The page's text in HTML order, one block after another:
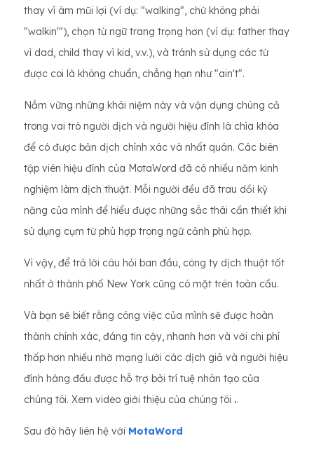
thay vì âm mũi lợi (ví dụ: "walking", chứ không phải
"walkin'"), chọn từ ngữ trang trọng hơn (ví dụ: father thay
vì dad, child thay vì kid, v.v.), và tránh sử dụng các từ
được coi là không chuẩn, chẳng hạn như "ain't".
Nắm vững những khái niệm này và vận dụng chúng cả
trong vai trò người dịch và người hiệu đính là chìa khóa
để có được bản dịch chính xác và nhất quán. Các biên
tập viên hiệu đính của MotaWord đã có nhiều năm kinh
nghiệm làm dịch thuật. Mỗi người đều đã trau dồi kỹ
năng của mình để hiểu được những sắc thái cần thiết khi
sử dụng cụm từ phù hợp trong ngữ cảnh phù hợp.
Vì vậy, để trả lời câu hỏi ban đầu, công ty dịch thuật tốt
nhất ở thành phố New York cũng có mặt trên toàn cầu.
Và bạn sẽ biết rằng công việc của mình sẽ được hoàn
thành chính xác, đáng tin cậy, nhanh hơn và với chi phí
thấp hơn nhiều nhờ mạng lưới các dịch giả và người hiệu
đính hàng đầu được hỗ trợ bởi trí tuệ nhân tạo của
chúng tôi. Xem video giới thiệu của chúng tôi ..
Sau đó hãy liên hệ với MotaWord